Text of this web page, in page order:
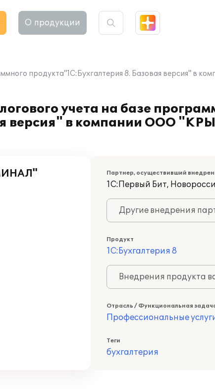
О продукции
продукта"1С:Бухгалтерия 8. Базовая
учета на базе
версия" в компании ООО
Партнер, осуществивший
1С:Первый Бит,
Другие внедрения
Продукт
1С:Бухгалтерия 8
Внедрения продукта
Отрасль / Функциональная
Профессиональные
Теги
бухгалтерия